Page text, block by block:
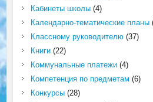
Кабинеты школы(4)
Календарно-тематические планы
Классному руководителю(37)
Книги(22)
Коммунальные платежи(4)
Компетенция по предметам (6)
Конкурсы(28)